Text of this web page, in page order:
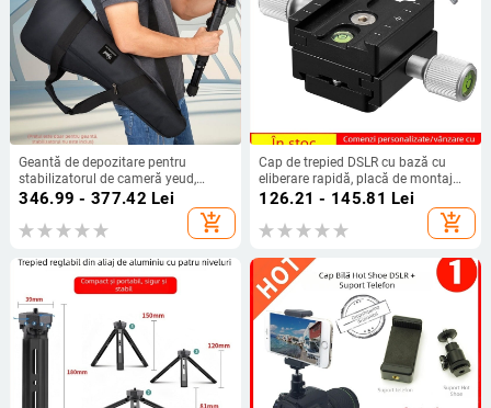
Geantă de depozitare pentru
stabilizatorul de cameră yeud,
compatibilă cu DJI RSC 2 și Zhiyun
346.99 - 377.42 Lei
add_shopping_cart
Cap de trepied DSLR cu bază cu
eliberare rapidă, placă de montaj
dublă și suport clemă pentru
accesorii cu șină teleobiectiv
126.21 - 145.81 Lei
add_shopping_cart